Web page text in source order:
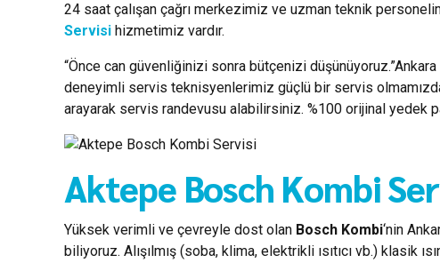
24 saat çalışan çağrı merkezimiz ve uzman teknik
Servisi hizmetimiz vardır.
“Önce can güvenliğinizi sonra bütçenizi
deneyimli servis teknisyenlerimiz güçlü bir servis
arayarak servis randevusu alabilirsiniz. %100 orijinal yedek
Aktepe Bosch Kombi
Yüksek verimli ve çevreyle dost olan Bosch Kombi‘nin
biliyoruz. Alışılmış (soba, klima, elektrikli ısıtıcı vb.) klasik